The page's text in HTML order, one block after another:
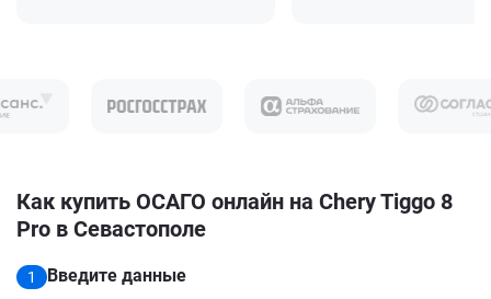
Как купить ОСАГО онлайн на Chery Tiggo 8
Pro в Севастополе
1
Введите данные